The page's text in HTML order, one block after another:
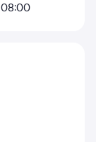
08:00